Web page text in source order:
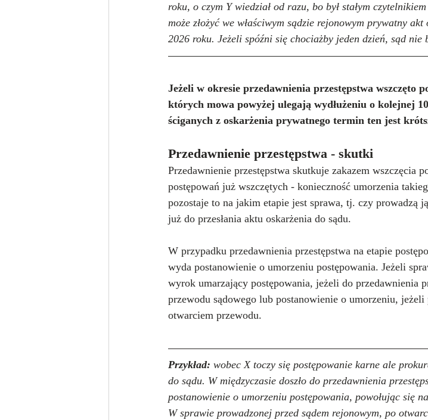
roku, o czym Y wiedział od razu, bo był stałym
może złożyć we właściwym sądzie rejonowym prywatny
2026 roku. Jeżeli spóźni się chociażby jeden dzień, sąd nie
Jeżeli w okresie przedawnienia przestępstwa wszczęto
których mowa powyżej ulegają wydłużeniu o kolejnej
ściganych z oskarżenia prywatnego termin ten jest
Przedawnienie przestępstwa - skutki
Przedawnienie przestępstwa skutkuje zakazem wszczęcia
postępowań już wszczętych - konieczność umorzenia
pozostaje to na jakim etapie jest sprawa, tj. czy prowadzą
już do przesłania aktu oskarżenia do sądu.
W przypadku przedawnienia przestępstwa na etapie
wyda postanowienie o umorzeniu postępowania. Jeżeli
wyrok umarzający postępowania, jeżeli do przedawnienia
przewodu sądowego lub postanowienie o umorzeniu, jeżeli
otwarciem przewodu.
Przykład: wobec X toczy się postępowanie karne ale
do sądu. W międzyczasie doszło do przedawnienia
postanowienie o umorzeniu postępowania, powołując się
W sprawie prowadzonej przed sądem rejonowym, po